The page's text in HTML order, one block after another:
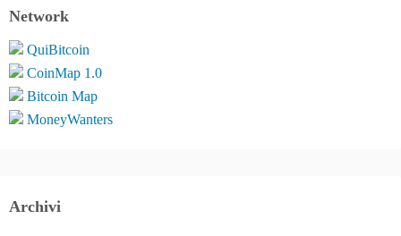
Network
QuiBitcoin
CoinMap 1.0
Bitcoin Map
MoneyWanters
Archivi